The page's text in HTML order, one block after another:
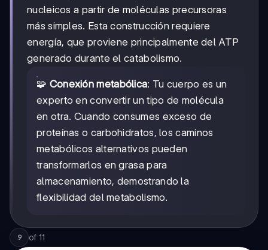
nucleicos a partir de moléculas precursoras
más simples. Esta construcción requiere
energía, que proviene principalmente del ATP
generado durante el catabolismo.
🧩 Conexión metabólica: Tu cuerpo es un
experto en convertir un tipo de molécula
en otra. Cuando consumes exceso de
proteínas o carbohidratos, los caminos
metabólicos alternativos pueden
transformarlos en grasa para
almacenamiento, demostrando la
flexibilidad del metabolismo.
9 of 11